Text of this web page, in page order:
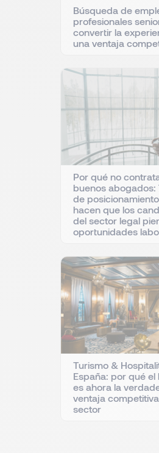
Búsqueda de
profesionales
convertir la
una ventaja
Por qué no
buenos abogados:
de
hacen que los
del sector legal
oportunidades
Turismo &
España: por qué el
es ahora la
ventaja
sector